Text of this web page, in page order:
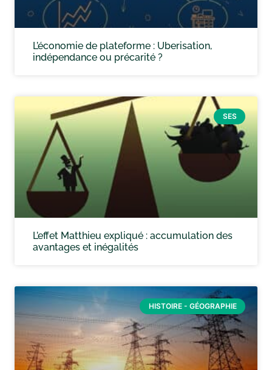
L’économie de plateforme : Uberisation,
indépendance ou précarité ?
SES
L’effet Matthieu expliqué : accumulation des
avantages et inégalités
HISTOIRE - GÉOGRAPHIE